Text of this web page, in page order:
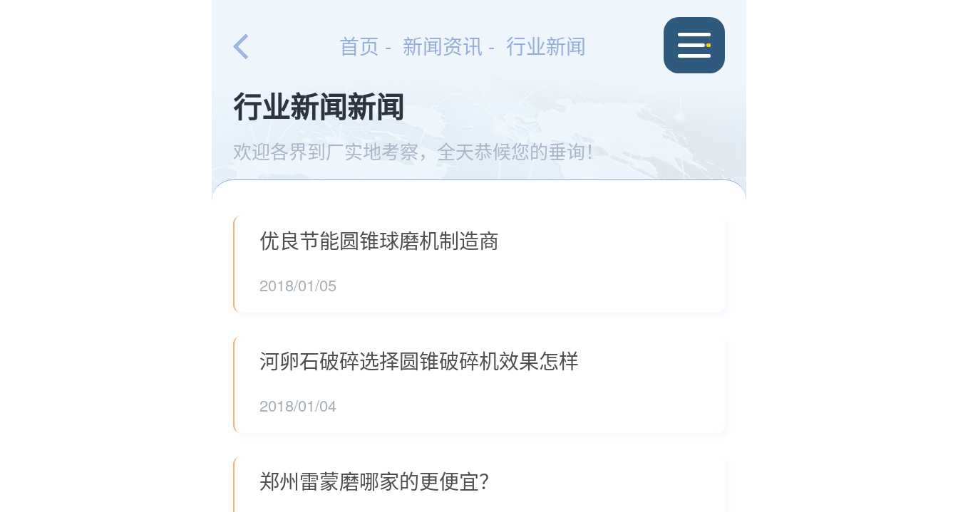
首页 - 新闻资讯 - 行业新闻
行业新闻新闻
欢迎各界到厂实地考察，全天恭候您的垂询！
优良节能圆锥球磨机制造商
2018/01/05
河卵石破碎选择圆锥破碎机效果怎样
2018/01/04
郑州雷蒙磨哪家的更便宜？